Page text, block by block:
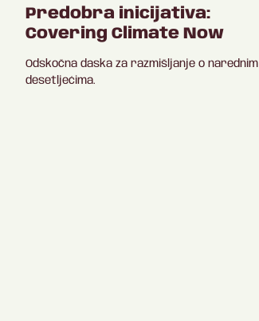
Predobra inicijativa:
Covering Climate Now
Odskočna daska za razmišljanje o narednim
desetljećima.